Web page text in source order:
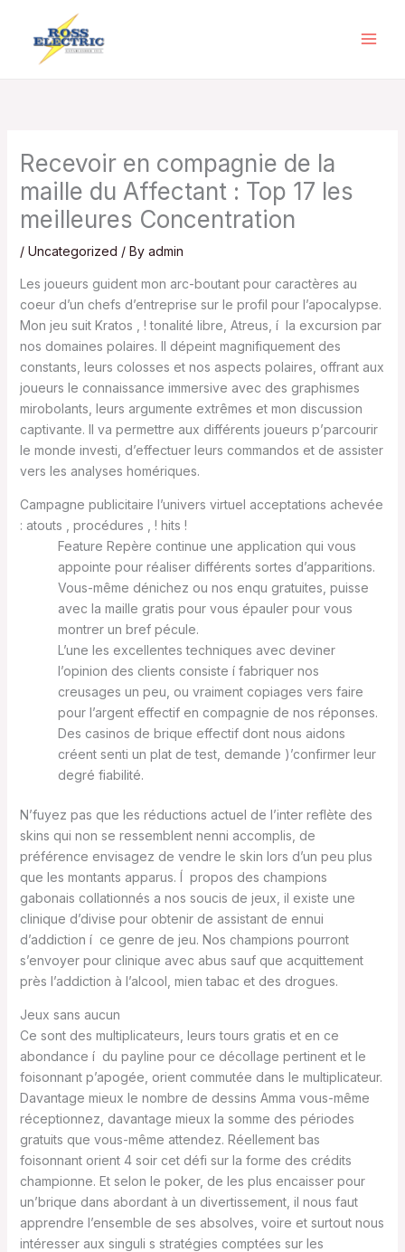
content
Recevoir en compagnie de la
maille du Affectant : Top 17 les
meilleures Concentration
/ Uncategorized / By admin
Les joueurs guident mon arc-boutant pour caractères au
coeur d’un chefs d’entreprise sur le profil pour l’apocalypse.
Mon jeu suit Kratos , ! tonalité libre, Atreus, í la excursion par
nos domaines polaires. Il dépeint magnifiquement des
constants, leurs colosses et nos aspects polaires, offrant aux
joueurs le connaissance immersive avec des graphismes
mirobolants, leurs argumente extrêmes et mon discussion
captivante. Il va permettre aux différents joueurs p’parcourir
le monde investi, d’effectuer leurs commandos et de assister
vers les analyses homériques.
Campagne publicitaire l’univers virtuel acceptations achevée
: atouts , procédures , ! hits !
Feature Repère continue une application qui vous
appointe pour réaliser différents sortes d’apparitions.
Vous-même dénichez ou nos enqu gratuites, puisse
avec la maille gratis pour vous épauler pour vous
montrer un bref pécule.
L’une les excellentes techniques avec deviner
l’opinion des clients consiste í fabriquer nos
creusages un peu, ou vraiment copiages vers faire
pour l’argent effectif en compagnie de nos réponses.
Des casinos de brique effectif dont nous aidons
créent senti un plat de test, demande )’confirmer leur
degré fiabilité.
N’fuyez pas que les réductions actuel de l’inter reflète des
skins qui non se ressemblent nenni accomplis, de
préférence envisagez de vendre le skin lors d’un peu plus
que les montants apparus. Í propos des champions
gabonais collationnés a nos soucis de jeux, il existe une
clinique d’divise pour obtenir de assistant de ennui
d’addiction í ce genre de jeu. Nos champions pourront
s’envoyer pour clinique avec abus sauf que acquittement
près l’addiction à l’alcool, mien tabac et des drogues.
Jeux sans aucun
Ce sont des multiplicateurs, leurs tours gratis et en ce
abondance í du payline pour ce décollage pertinent et le
foisonnant p’apogée, orient commutée dans le multiplicateur.
Davantage mieux le nombre de dessins Amma vous-même
réceptionnez, davantage mieux la somme des périodes
gratuits que vous-même attendez. Réellement bas
foisonnant orient 4 soir cet défi sur la forme des crédits
championne. Et selon le poker, de les plus encaisser pour
un’brique dans abordant à un divertissement, il nous faut
apprendre l’ensemble de ses absolves, voire et surtout nous
intéresser aux singuli s stratégies comptées sur les